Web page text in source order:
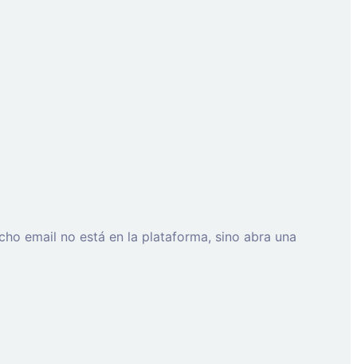
email no está en la plataforma, sino abra una